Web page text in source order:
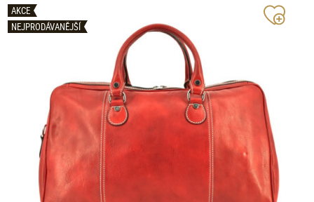
AKCE
NEJPRODÁVANĚJŠÍ